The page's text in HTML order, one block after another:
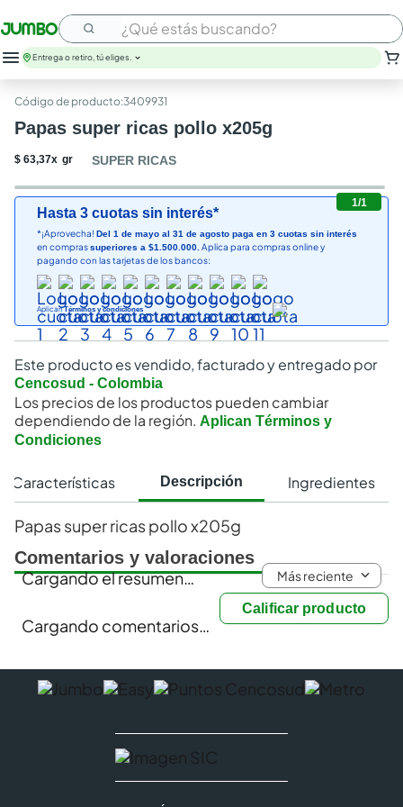
¿Qué estás buscando?
huevos
arroz
papel higienico
aceite
queso
cafe
pollo
nutribela
Entrega o retiro, tú eliges.
:3409931
Papas super ricas pollo x205g
$ 63,37x gr SUPER RICAS
1/1
Hasta 3 cuotas sin interés*
*¡Aprovecha! Del 1 de mayo al 31 de agosto paga en 3 cuotas sin interés
en comprassuperiores a $1.500.000. Aplica para compras online y
pagando con las tarjetas de los bancos:
AplicanTérminos y condiciones
Este producto es vendido, facturado y entregado por
Cencosud - Colombia
Los precios de los productos pueden cambiar
dependiendo de la región. Aplican Términos y
Condiciones
Características Descripción Ingredientes
Papas super ricas pollo x205g
Comentarios y valoraciones
Calificar producto
Cargando el resumen… Más reciente
Cargando comentarios…